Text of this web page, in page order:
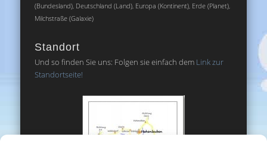
(Bundesland), Deutschland (Land), Europa (Kontinent), Erde (Planet),
Milchstraße (Galaxie)
Standort
Und so finden Sie uns: Folgen sie einfach dem Link zur
Standortseite!